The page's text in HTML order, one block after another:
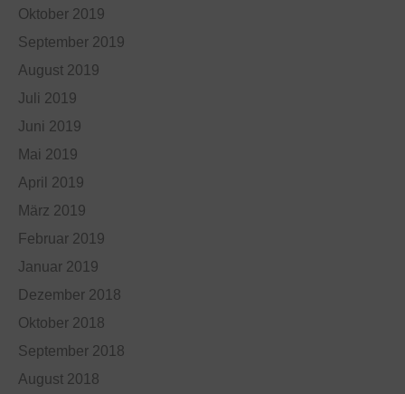
Oktober 2019
September 2019
August 2019
Juli 2019
Juni 2019
Mai 2019
April 2019
März 2019
Februar 2019
Januar 2019
Dezember 2018
Oktober 2018
September 2018
August 2018